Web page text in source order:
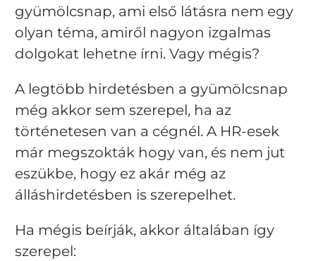
gyümölcsnap, ami első látásra nem egy
olyan téma, amiről nagyon izgalmas
dolgokat lehetne írni. Vagy mégis?
A legtöbb hirdetésben a gyümölcsnap
még akkor sem szerepel, ha az
történetesen van a cégnél. A HR-esek
már megszokták hogy van, és nem jut
eszükbe, hogy ez akár még az
álláshirdetésben is szerepelhet.
Ha mégis beírják, akkor általában így
szerepel: